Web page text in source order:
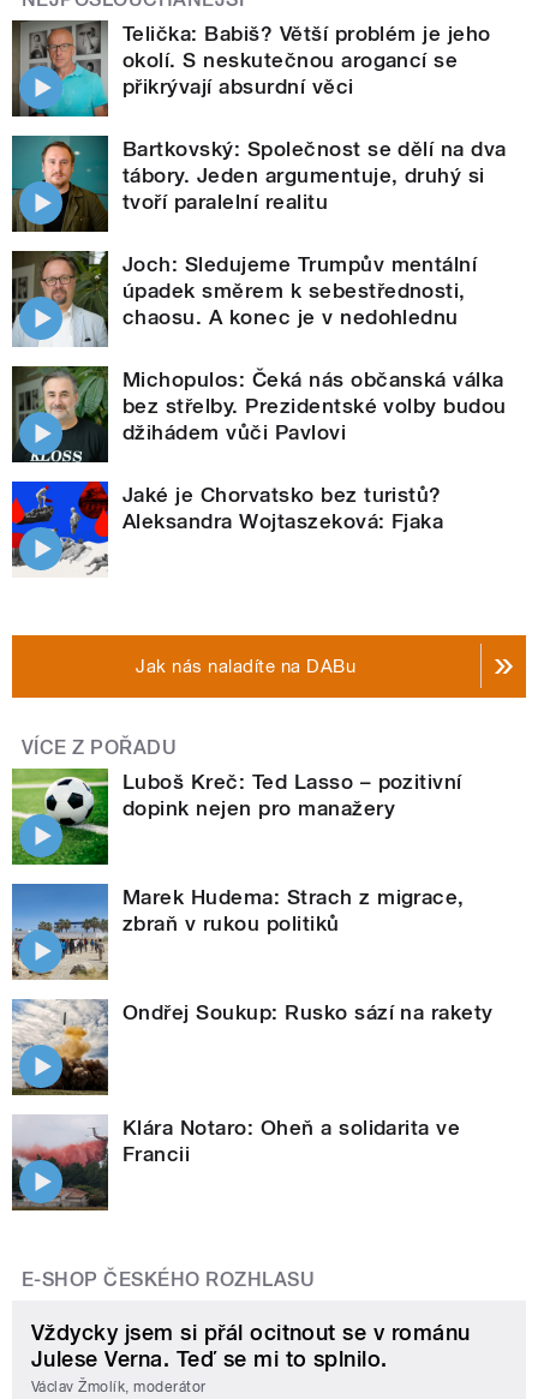
Telička: Babiš? Větší problém je jeho
okolí. S neskutečnou arogancí se
přikrývají absurdní věci
Bartkovský: Společnost se dělí na dva
tábory. Jeden argumentuje, druhý si
tvoří paralelní realitu
Joch: Sledujeme Trumpův mentální
úpadek směrem k sebestřednosti,
chaosu. A konec je v nedohlednu
Michopulos: Čeká nás občanská válka
bez střelby. Prezidentské volby budou
džihádem vůči Pavlovi
Jaké je Chorvatsko bez turistů?
Aleksandra Wojtaszeková: Fjaka
Jak nás naladíte na DABu
VÍCE Z POŘADU
Luboš Kreč: Ted Lasso – pozitivní
dopink nejen pro manažery
Marek Hudema: Strach z migrace,
zbraň v rukou politiků
Ondřej Soukup: Rusko sází na rakety
Klára Notaro: Oheň a solidarita ve
Francii
E-SHOP ČESKÉHO ROZHLASU
Vždycky jsem si přál ocitnout se v románu
Julese Verna. Teď se mi to splnilo.
Václav Žmolík, moderátor